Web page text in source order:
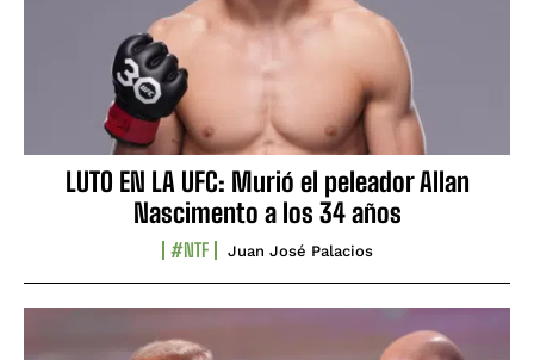
LUTO EN LA UFC: Murió el peleador Allan
Nascimento a los 34 años
#NTF Juan José Palacios